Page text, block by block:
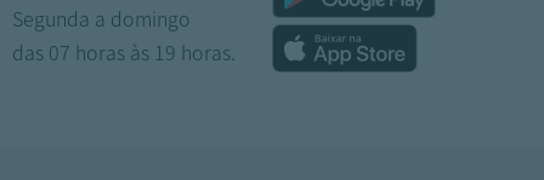
Segunda a domingo
das 07 horas às 19 horas.